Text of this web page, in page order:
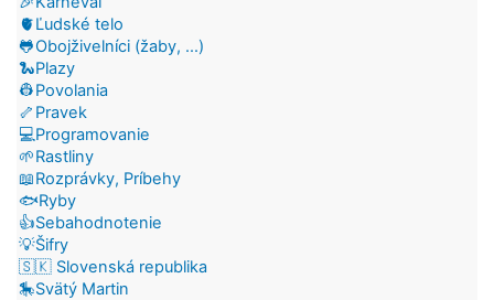
🫀Ľudské telo
🐸Obojživelníci (žaby, ...)
🐍Plazy
👷Povolania
🦴Pravek
💻Programovanie
🌱Rastliny
📖Rozprávky, Príbehy
🐟Ryby
👍Sebahodnotenie
💡Šifry
🇸🇰 Slovenská republika
🎠Svätý Martin